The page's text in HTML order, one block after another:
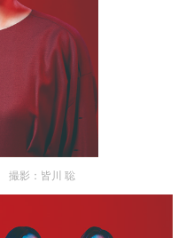
：皆川 聡